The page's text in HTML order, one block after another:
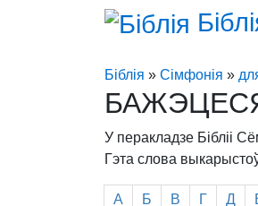
Біблія » Сімфонія »
БАЖЭЦЕСЯ
У перакладзе Бібліі
Гэта слова
А Б В Г Д